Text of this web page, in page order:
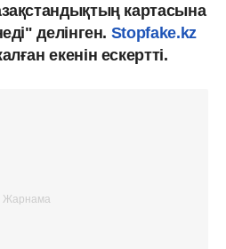
картасына
делінген. Stopfake.kz
екенін ескертті.